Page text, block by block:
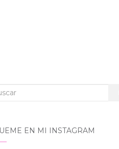
EN MI INSTAGRAM